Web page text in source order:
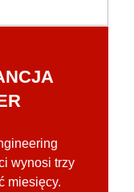
wynosi trzy
miesięcy.